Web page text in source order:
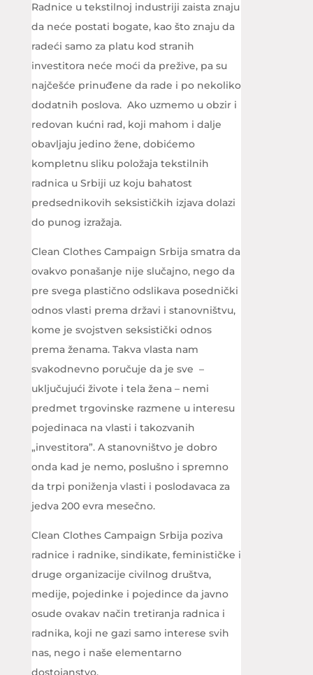
Radnice u tekstilnoj industriji zaista znaju
da neće postati bogate, kao što znaju da
radeći samo za platu kod stranih
investitora neće moći da prežive, pa su
najčešće prinuđene da rade i po nekoliko
dodatnih poslova. Ako uzmemo u obzir i
redovan kućni rad, koji mahom i dalje
obavljaju jedino žene, dobićemo
kompletnu sliku položaja tekstilnih
radnica u Srbiji uz koju bahatost
predsednikovih seksističkih izjava dolazi
do punog izražaja.
Clean Clothes Campaign Srbija smatra da
ovakvo ponašanje nije slučajno, nego da
pre svega plastično odslikava posednički
odnos vlasti prema državi i stanovništvu,
kome je svojstven seksistički odnos
prema ženama. Takva vlasta nam
svakodnevno poručuje da je sve –
uključujući živote i tela žena – nemi
predmet trgovinske razmene u interesu
pojedinaca na vlasti i takozvanih
„investitora”. A stanovništvo je dobro
onda kad je nemo, poslušno i spremno
da trpi poniženja vlasti i poslodavaca za
jedva 200 evra mesečno.
Clean Clothes Campaign Srbija poziva
radnice i radnike, sindikate, feminističke i
druge organizacije civilnog društva,
medije, pojedinke i pojedince da javno
osude ovakav način tretiranja radnica i
radnika, koji ne gazi samo interese svih
nas, nego i naše elementarno
dostojanstvo.